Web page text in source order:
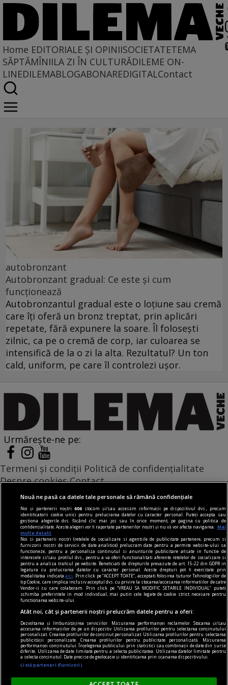
Home EDITORIALE ȘI OPINIISOCIETATETEMA
SĂPTĂMÎNIILA ZI ÎN CULTURĂDILEME ON-
LINEDILEMABLOGABONAREDIGITALContact
autobronzant
autobronzant
Autobronzant gradual: Ce este și cum
funcționează
Autobronzantul gradual este o loțiune sau cremă
care îți oferă un bronz treptat, prin aplicări
repetate, fără expunere la soare. Îl folosești
zilnic, ca pe o cremă de corp, iar culoarea se
intensifică de la o zi la alta. Rezultatul? Un ton
cald, uniform, pe care îl controlezi ușor.
Urmărește-ne pe:
Termeni și condiții Politică de confidențialitate
Despre cookies Contact
Modifică preferințe pentru confidențialitate
© Toate drepturile rezervate Adevarul Holding 2026
Din rețeaua Adevărul Holding:
Adevarul.ro
Click.ro
ClickPoftaBuna.ro
ClickSanatate.ro
ClickPentruFemei.ro
DilemaVeche.ro
OkMagazine.ro
Historia.ro
Nouă ne pasă ca datele tale personale să rămână confidențiale
Noi și partenerii noștri606 stocăm și/sau accesăm informații pe dispozitivul dvs., precum
identificatorii cookie unici pentru prelucrarea datelor cu caracter personal. Puteți accepta sau
gestiona alegerile dvs. făcând clic mai jos sau în orice moment, pe pagina cu politica de
confidențialitate. Aceste alegeri vor fi raportate partenerilor noștri și nu vă vor afecta navigarea.
Mai
multe detalii
Noi si partenerii nostri (retelele de socializare si agentiile de publicitate partenere, precum si
furnizorii nostri de servicii de date analitice) prelucram date pentru a permite website-ului sa
functioneze, pentru a personaliza continutul si anunturile publicitare afisate in functie de
interesele si/sau profilul dvs., pentru a va oferi functionalitati aferente retelelor de socializare si
pentru a analiza traficul pe website. Beneficiati de drepturile prevazute de art. 15-22 din GDPR in
legatura cu prelucrarea datelor cu caracter personal. Aceste drepturi pot fi exercitate prin
modalitatea indicataaici
. Prin click pe “ACCEPT TOATE”, acceptati folosirea tuturor Tehnologiilor de
tip Cookie, care implica inclusiv acceptul dvs. cu privire la stocarea/accesarea informatiilor de catre
Vendor-ii cu care colaboram. Prin click pe “VREAU SA MODIFIC SETARILE INDIVIDUAL” puteti
schimba preferintele in mod individual, mai putin cele legate de cookie strict necesare pentru
functionarea website-ului.
Atât noi, cât și partenerii noștri prelucrăm datele pentru a oferi:
Dezvoltarea și îmbunătățirea serviciilor. Măsurarea performanței reclamelor. Stocarea și/sau
accesarea informațiilor de pe un dispozitiv. Utilizarea profilurilor pentru selectarea conținutului
personalizat. Crearea profilurilor de conținut personalizat. Utilizarea profilurilor pentru selectarea
publicității personalizate. Crearea profilurilor pentru publicitate personalizată. Măsurarea
performanței conținutului. Înțelegerea publicului prin statistici sau combinații de date din surse
diferite. Utilizarea de date limitate pentru a selecta publicitatea. Utilizarea datelor limitate pentru
a selecta conținutul. Date precise de geolocație și identificarea prin scanarea dispozitivului.
Listă parteneri (furnizori)